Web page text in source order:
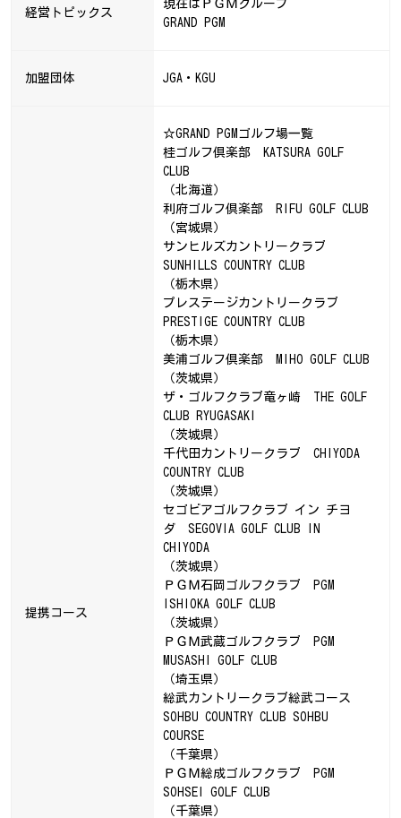
経営トピックス
現在はＰＧＭグループ
GRAND PGM
加盟団体 JGA・KGU
提携コース
☆GRAND PGMゴルフ場一覧
桂ゴルフ倶楽部 KATSURA GOLF
CLUB
（北海道）
利府ゴルフ倶楽部 RIFU GOLF CLUB
（宮城県）
サンヒルズカントリークラブ
SUNHILLS COUNTRY CLUB
（栃木県）
プレステージカントリークラブ
PRESTIGE COUNTRY CLUB
（栃木県）
美浦ゴルフ倶楽部 MIHO GOLF CLUB
（茨城県）
ザ・ゴルフクラブ竜ヶ崎 THE GOLF
CLUB RYUGASAKI
（茨城県）
千代田カントリークラブ CHIYODA
COUNTRY CLUB
（茨城県）
セゴビアゴルフクラブ イン チヨ
ダ SEGOVIA GOLF CLUB IN
CHIYODA
（茨城県）
ＰＧＭ石岡ゴルフクラブ PGM
ISHIOKA GOLF CLUB
（茨城県）
ＰＧＭ武蔵ゴルフクラブ PGM
MUSASHI GOLF CLUB
（埼玉県）
総武カントリークラブ総武コース
SOHBU COUNTRY CLUB SOHBU
COURSE
（千葉県）
ＰＧＭ総成ゴルフクラブ PGM
SOHSEI GOLF CLUB
（千葉県）